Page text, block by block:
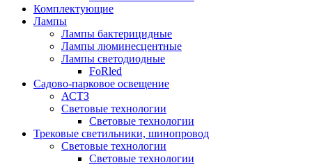
Комплектующие
Лампы
Лампы бактерицидные
Лампы люминесцентные
Лампы светодиодные
FoRled
Садово-парковое освещение
АСТЗ
Световые технологии
Световые технологии
Трековые светильники, шинопровод
Световые технологии
Световые технологии